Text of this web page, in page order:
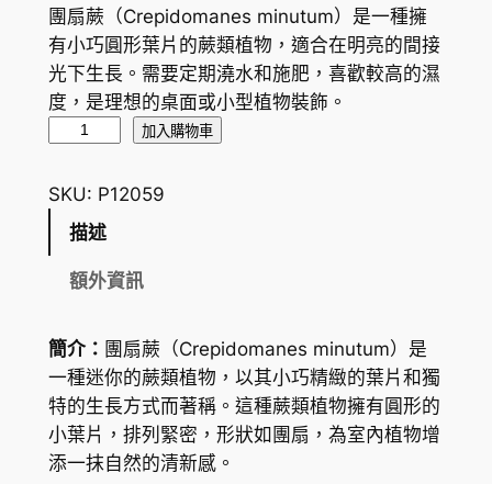
團扇蕨（Crepidomanes minutum）是一種擁
有小巧圓形葉片的蕨類植物，適合在明亮的間接
光下生長。需要定期澆水和施肥，喜歡較高的濕
度，是理想的桌面或小型植物裝飾。
蕨
C
d
m
a
n
加入購物車
SKU: P12059
描述
額外資訊
簡介： 團扇蕨（Crepidomanes minutum）是
一種迷你的蕨類植物，以其小巧精緻的葉片和獨
特的生長方式而著稱。這種蕨類植物擁有圓形的
小葉片，排列緊密，形狀如團扇，為室內植物增
添一抹自然的清新感。